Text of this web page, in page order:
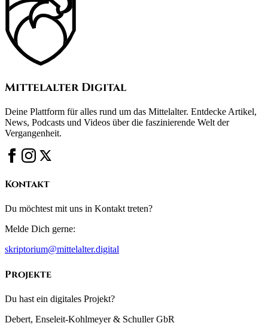
Mittelalter Digital
Deine Plattform für alles rund um das Mittelalter. Entdecke Artikel,
News, Podcasts und Videos über die faszinierende Welt der
Vergangenheit.
Kontakt
Du möchtest mit uns in Kontakt treten?
Melde Dich gerne:
skriptorium@mittelalter.digital
Projekte
Du hast ein digitales Projekt?
Debert, Enseleit-Kohlmeyer & Schuller GbR